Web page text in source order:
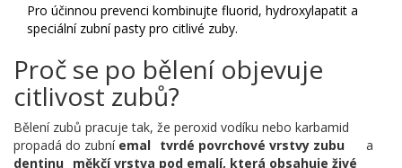
Pro účinnou prevenci kombinujte fluorid, hydroxylapatit a
speciální zubní pasty pro citlivé zuby.
Proč se po bělení objevuje
citlivost zubů?
Bělení zubů pracuje tak, že peroxid vodíku nebo karbamid
propadá do zubní emal tvrdé povrchové vrstvy zubu
a
dentinu měkčí vrstva pod emalí, která obsahuje živé